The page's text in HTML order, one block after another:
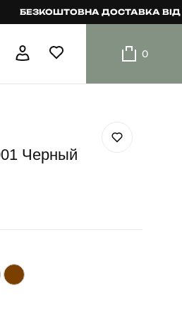
ДОСТАВКА ВІД 4500
0
Черный